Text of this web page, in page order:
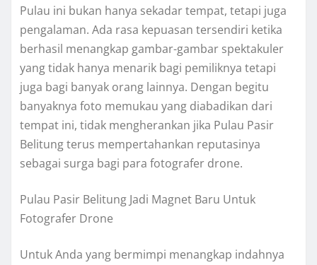
Pulau ini bukan hanya sekadar tempat, tetapi juga
pengalaman. Ada rasa kepuasan tersendiri ketika
berhasil menangkap gambar-gambar spektakuler
yang tidak hanya menarik bagi pemiliknya tetapi
juga bagi banyak orang lainnya. Dengan begitu
banyaknya foto memukau yang diabadikan dari
tempat ini, tidak mengherankan jika Pulau Pasir
Belitung terus mempertahankan reputasinya
sebagai surga bagi para fotografer drone.
Pulau Pasir Belitung Jadi Magnet Baru Untuk
Fotografer Drone
Untuk Anda yang bermimpi menangkap indahnya